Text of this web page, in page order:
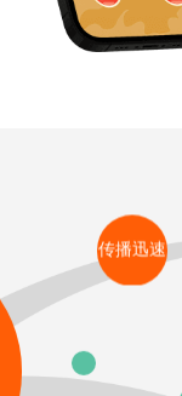
传播迅速